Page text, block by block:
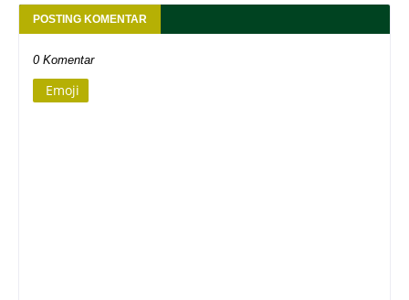
POSTING KOMENTAR
0 Komentar
Emoji